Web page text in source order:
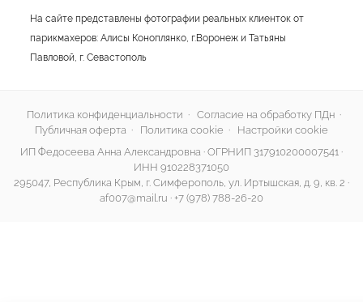
На сайте представлены фотографии реальных клиенток от
парикмахеров: Алисы Коноплянко, г.Воронеж и Татьяны
Павловой, г. Севастополь
Политика конфиденциальности · Согласие на обработку ПДн ·
Публичная оферта · Политика cookie ·
Настройки cookie
ИП Федосеева Анна Александровна · ОГРНИП 317910200007541 ·
ИНН 910228371050
295047, Республика Крым, г. Симферополь, ул. Иртышская, д. 9, кв. 2 ·
af007@mail.ru · +7 (978) 788-26-20